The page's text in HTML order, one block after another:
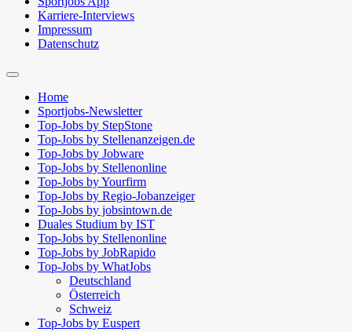
Karriere-Interviews
Impressum
Datenschutz
Suchfeld
ein-/ausblenden
Home
Sportjobs-Newsletter
Top-Jobs by StepStone
Top-Jobs by Stellenanzeigen.de
Top-Jobs by Jobware
Top-Jobs by Stellenonline
Top-Jobs by Yourfirm
Top-Jobs by Regio-Jobanzeiger
Top-Jobs by jobsintown.de
Duales Studium by IST
Top-Jobs by Stellenonline
Top-Jobs by JobRapido
Top-Jobs by WhatJobs
Deutschland
Österreich
Schweiz
Top-Jobs by Euspert